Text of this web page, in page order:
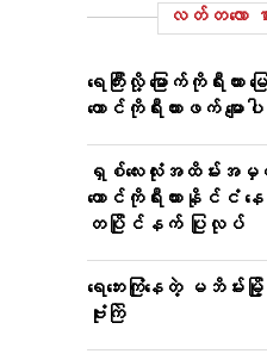
လတ်တ‌လော စ
ရေကြီးလို့ မြောက်ကိုရီးယား
တောင်ကိုရီးယားဖက် မျောပ
ရှစ်လေးလုံးအထိမ်းအ
တောင်ကိုရီးယားနိုင်ငံ
တပြိုင်နက် ပြုလုပ်
ရေဘေးကြုံနေတဲ့ မဘိမ်
ဗုံးကြဲ